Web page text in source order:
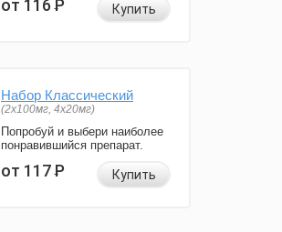
от 116Р Купить
Набор Классический
(2x100мг, 4x20мг)
Попробуй и выбери наиболее
понравившийся препарат.
от 117Р Купить